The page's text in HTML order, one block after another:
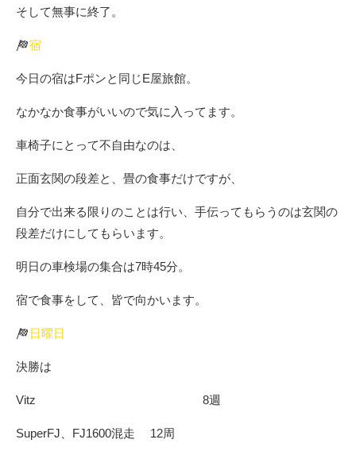
そして無事に終了。
宿
今日の宿はFポンと同じE屋旅館。
なかなか食事がいいので気に入ってます。
車椅子にとって不自由なのは、
正面玄関の段差と、畳の食事だけですが、
自分で出来る限りのことは行い、手伝ってもらうのは玄関の
段差だけにしてもらいます。
明日の車検場の集合は7時45分。
宿で食事をして、皆で向かいます。
日曜日
決勝は
Vitz 8週
SuperFJ、FJ1600混走 12周